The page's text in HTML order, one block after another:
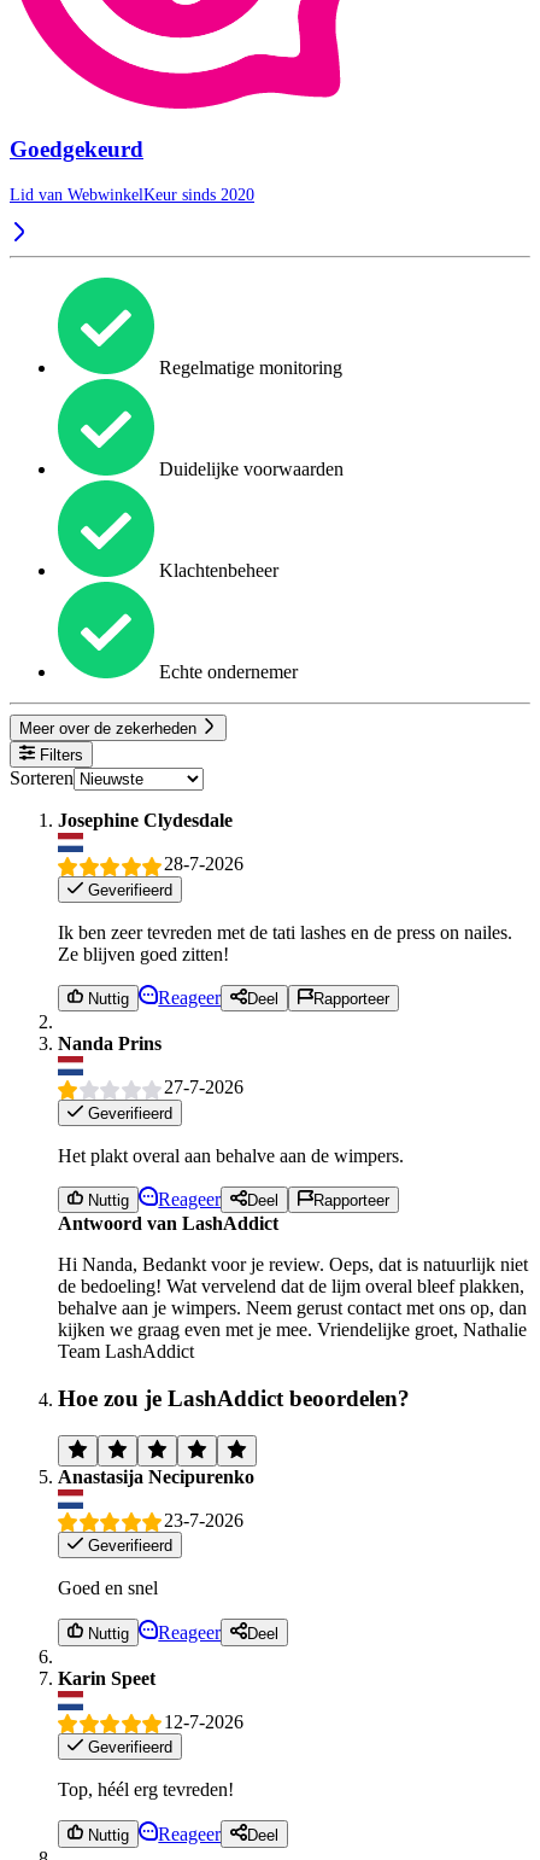
Goedgekeurd
Lid van WebwinkelKeur sinds 2020
Regelmatige monitoring
Duidelijke voorwaarden
Klachtenbeheer
Echte ondernemer
Meer over de zekerheden
Filters
Sorteren
Josephine Clydesdale
28-7-2026
Geverifieerd
Ik ben zeer tevreden met de tati lashes en de press on nailes.
Ze blijven goed zitten!
Nuttig Reageer Deel Rapporteer
Nanda Prins
27-7-2026
Geverifieerd
Het plakt overal aan behalve aan de wimpers.
Nuttig Reageer Deel Rapporteer
Antwoord van LashAddict
Hi Nanda, Bedankt voor je review. Oeps, dat is natuurlijk niet
de bedoeling! Wat vervelend dat de lijm overal bleef plakken,
behalve aan je wimpers. Neem gerust contact met ons op, dan
kijken we graag even met je mee. Vriendelijke groet, Nathalie
Team LashAddict
Hoe zou je LashAddict beoordelen?
Anastasija Necipurenko
23-7-2026
Geverifieerd
Goed en snel
Nuttig Reageer Deel
Karin Speet
12-7-2026
Geverifieerd
Top, héél erg tevreden!
Nuttig Reageer Deel